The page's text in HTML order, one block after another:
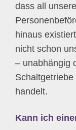
dass all
hinaus
nicht schon
– unabhängig
handelt.
Kann ich